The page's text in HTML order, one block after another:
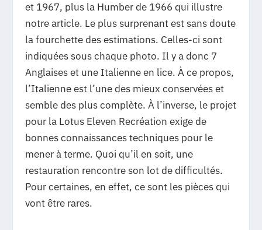
et 1967, plus la Humber de 1966 qui illustre
notre article. Le plus surprenant est sans doute
la fourchette des estimations. Celles-ci sont
indiquées sous chaque photo. Il y a donc 7
Anglaises et une Italienne en lice. À ce propos,
l’Italienne est l’une des mieux conservées et
semble des plus complète. À l’inverse, le projet
pour la Lotus Eleven Recréation exige de
bonnes connaissances techniques pour le
mener à terme. Quoi qu’il en soit, une
restauration rencontre son lot de difficultés.
Pour certaines, en effet, ce sont les pièces qui
vont être rares.